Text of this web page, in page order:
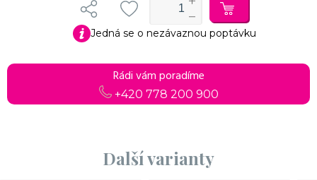
Jedná se o nezávaznou poptávku
Rádi vám poradíme
+420 778 200 900
Další varianty